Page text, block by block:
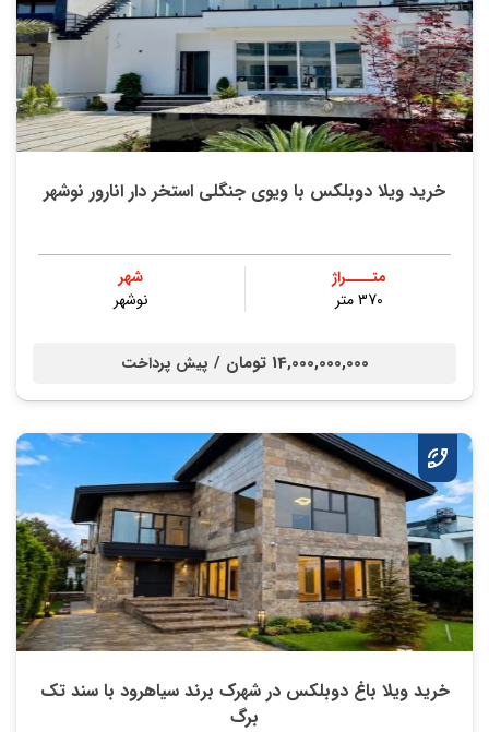
خريد ویلا دوبلکس با ویوی جنگلی استخر دار انارور نوشهر
متــــراژ
370 متر
شهر
نوشهر
14,000,000,000 تومان / پیش پرداخت
خريد ویلا باغ دوبلکس در شهرک برند سیاهرود با سند تك
برگ